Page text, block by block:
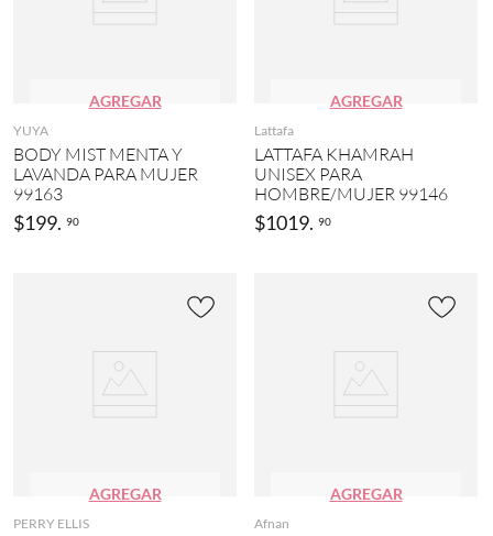
AGREGAR
YUYA
BODY MIST MENTA Y
LAVANDA PARA MUJER
99163
$199. 90
AGREGAR
Lattafa
LATTAFA KHAMRAH
UNISEX PARA
HOMBRE/MUJER 99146
$1019. 90
AGREGAR
PERRY ELLIS
AGREGAR
Afnan